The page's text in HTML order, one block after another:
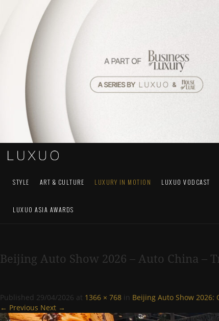
STYLE ART & CULTURE LUXURY IN MOTION LUXUO VODCAST
LUXUO ASIA AWARDS
Beijing Auto Show 2026 – Auto China –
Published 29/04/2026 at 1366 × 768 in Beijing Auto Show
← Previous Next →